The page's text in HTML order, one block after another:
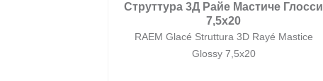
Струттура 3Д Райе Мастиче Глосси
7,5x20
RAEM Glacé Struttura 3D Rayé Mastice
Glossy 7,5x20